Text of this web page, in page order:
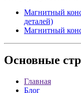
Магнитный
деталей)
Магнитный
Основные
Главная
Блог